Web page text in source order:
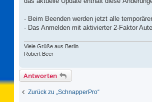
- Beim Beenden werden jetzt alle
- Das Anmelden mit aktivierter 2-Faktor
Viele Grüße aus Berlin
Robert Beer
Antworten
Zurück zu „SchnapperPro“